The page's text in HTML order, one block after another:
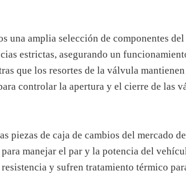
una amplia selección de componentes
estrictas, asegurando un
que los resortes de la válvula
controlar la apertura y el cierre de
piezas de caja de cambios del mercado
manejar el par y la potencia del
y sufren tratamiento térmico